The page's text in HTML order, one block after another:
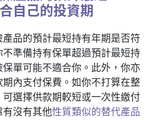
自己的投資期
品的預計最短持有年期是否符
準備持有保單超過預計最短持
單可能不適合你。此外，你亦
內支付保費。如你不打算在整
選擇供款期較短或一次性繳付
有沒有其他性質類似的替代產品